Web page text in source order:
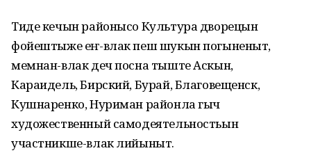
Тиде кечын районысо Культура дворецын
фойештыже еҥ-влак пеш шукын погыненыт,
мемнан-влак деч посна тыште Аскын,
Караидель, Бирский, Бурай, Благовещенск,
Кушнаренко, Нуриман районла гыч
художественный самодеятельностьын
участникше-влак лийыныт.